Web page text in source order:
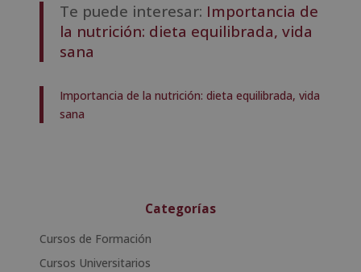
Te puede interesar: Importancia de
la nutrición: dieta equilibrada, vida
sana
Importancia de la nutrición: dieta equilibrada, vida
sana
Categorías
Cursos de Formación
Cursos Universitarios